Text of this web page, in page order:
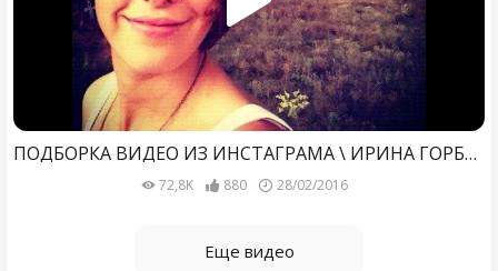
ПОДБОРКА ВИДЕО ИЗ ИНСТАГРАМА \ ИРИНА ГОРБАЧЕВА \ ФЕВРАЛЬ 2016
72,8K 880 28/02/2016
Еще видео